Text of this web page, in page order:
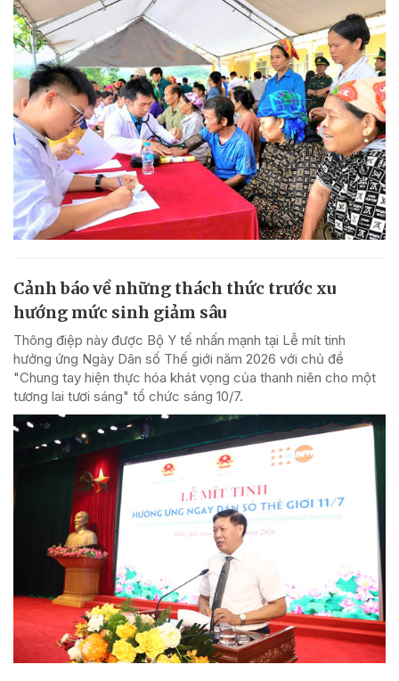
Cảnh báo về những thách thức trước xu
hướng mức sinh giảm sâu
Thông điệp này được Bộ Y tế nhấn mạnh tại Lễ mít tinh
hưởng ứng Ngày Dân số Thế giới năm 2026 với chủ đề
"Chung tay hiện thực hóa khát vọng của thanh niên cho một
tương lai tươi sáng" tổ chức sáng 10/7.